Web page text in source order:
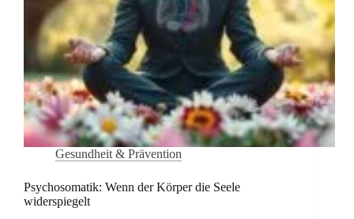
Gesundheit & Prävention
Psychosomatik: Wenn der Körper die Seele
widerspiegelt